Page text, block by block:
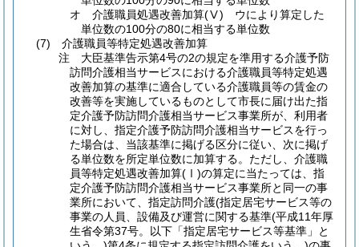
オ 介護職員処遇改善加算(Ⅴ) ウにより算定した
単位数の100分の80に相当する単位数
(7) 介護職員等特定処遇改善加算
注 大臣基準告示第4号の2の規定を準用する介護予防
訪問介護相当サービスにおける介護職員等特定処遇
改善加算の基準に適合している介護職員等の賃金の
改善等を実施しているものとして市長に届け出た指
定介護予防訪問介護相当サービス事業所が、利用者
に対し、指定介護予防訪問介護相当サービスを行っ
た場合は、当該基準に掲げる区分に従い、次に掲げ
る単位数を所定単位数に加算する。ただし、介護職
員等特定処遇改善加算(Ⅰ)の算定に当たっては、指
定介護予防訪問介護相当サービス事業所と同一の事
業所において、指定訪問介護(指定居宅サービス等の
事業の人員、設備及び運営に関する基準(平成11年厚
生省令第37号。以下「指定居宅サービス等基準」と